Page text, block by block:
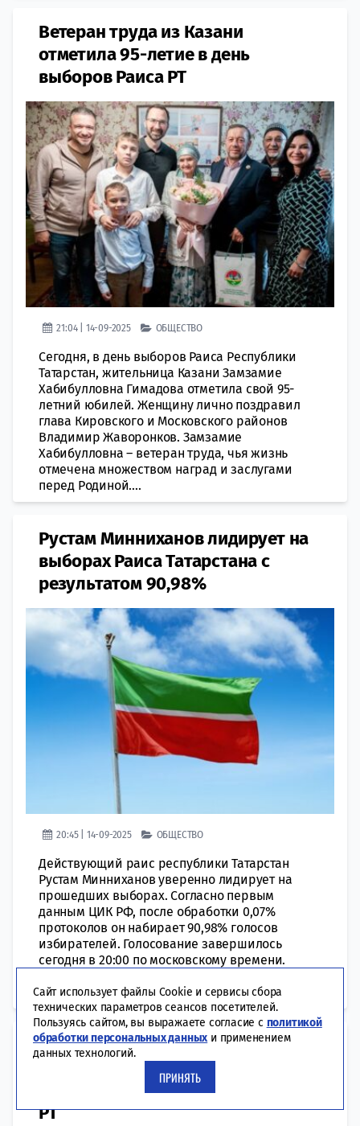
Ветеран труда из Казани
отметила 95-летие в день
выборов Раиса РТ
21:04 | 14-09-2025 ОБЩЕСТВО
Сегодня, в день выборов Раиса Республики
Татарстан, жительница Казани Замзамие
Хабибулловна Гимадова отметила свой 95-
летний юбилей. Женщину лично поздравил
глава Кировского и Московского районов
Владимир Жаворонков. Замзамие
Хабибулловна – ветеран труда, чья жизнь
отмечена множеством наград и заслугами
перед Родиной....
Рустам Минниханов лидирует на
выборах Раиса Татарстана с
результатом 90,98%
20:45 | 14-09-2025 ОБЩЕСТВО
Действующий раис республики Татарстан
Рустам Минниханов уверенно лидирует на
прошедших выборах. Согласно первым
данным ЦИК РФ, после обработки 0,07%
протоколов он набирает 90,98% голосов
избирателей. Голосование завершилось
сегодня в 20:00 по московскому времени.
депутатов городских...
Ветеран Великой Отечественной
войны Махьян Камаевич
проголосовал на выборах Раиса
РТ
Сайт использует файлы Cookie и сервисы сбора
технических параметров сеансов посетителей.
Пользуясь сайтом, вы выражаете согласие с политикой
обработки персональных данных и применением
данных технологий.
ПРИНЯТЬ